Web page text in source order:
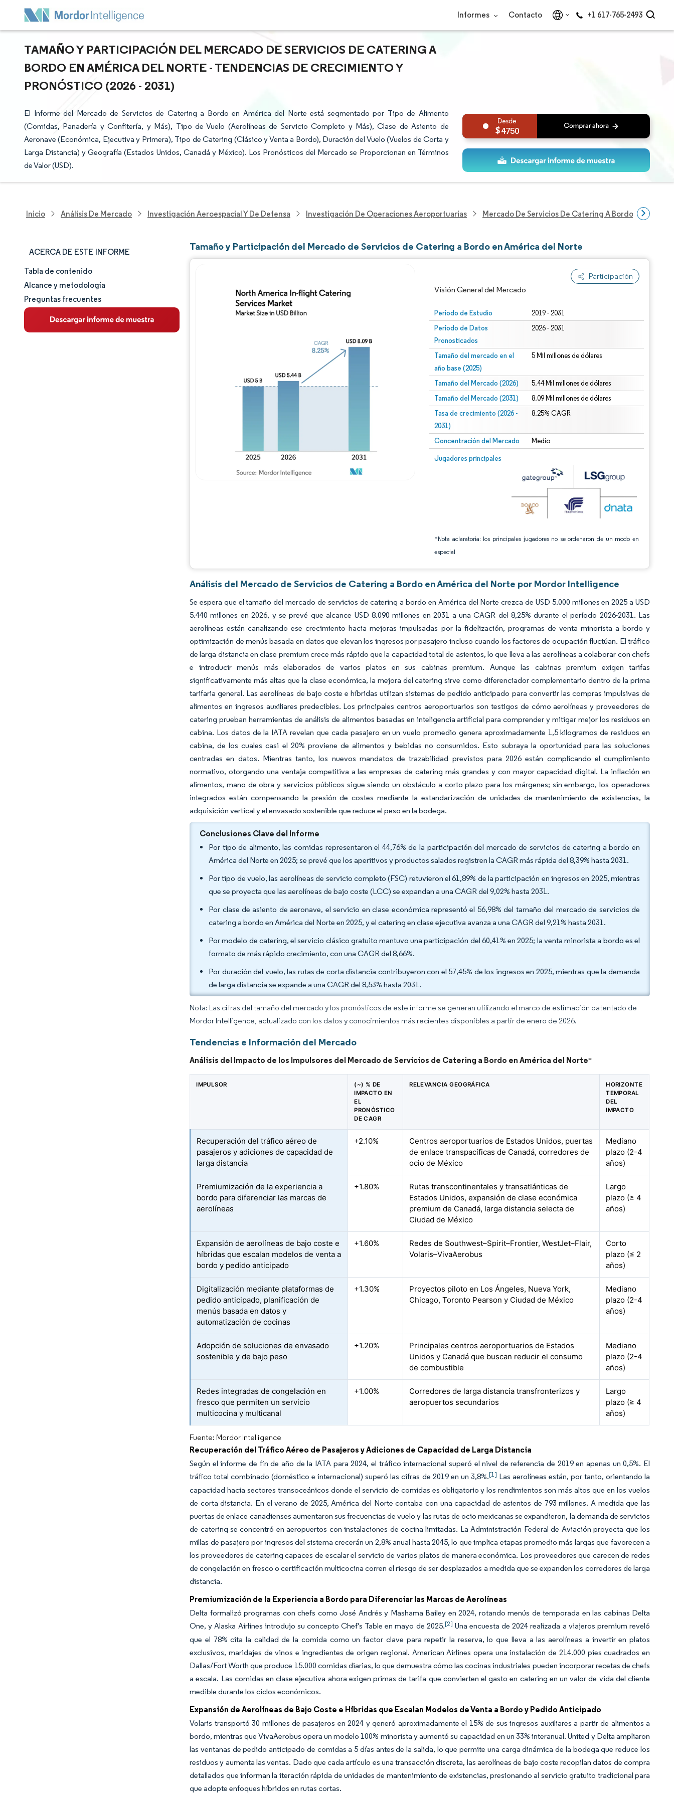
Informes Contacto +1 617-765-2493
TAMAÑO Y PARTICIPACIÓN DEL MERCADO DE SERVICIOS DE CATERING A
BORDO EN AMÉRICA DEL NORTE - TENDENCIAS DE CRECIMIENTO Y
PRONÓSTICO (2026 - 2031)
El Informe del Mercado de Servicios de Catering a Bordo en América del Norte está segmentado por Tipo de Alimento
(Comidas, Panadería y Confitería, y Más), Tipo de Vuelo (Aerolíneas de Servicio Completo y Más), Clase de Asiento de
Aeronave (Económica, Ejecutiva y Primera), Tipo de Catering (Clásico y Venta a Bordo), Duración del Vuelo (Vuelos de Corta y
Larga Distancia) y Geografía (Estados Unidos, Canadá y México). Los Pronósticos del Mercado se Proporcionan en Términos
de Valor (USD).
4750
Inicio Análisis De Mercado Investigación Aeroespacial Y De Defensa Investigación De Operaciones Aeroportuarias Mercado De Servicios De Catering A Bordo En
ACERCA DE ESTE INFORME
Tamaño y cuota de mercado
Análisis de mercado
Tendencias e ideas
Tabla de contenido
Alcance y metodología
Preguntas frecuentes
Tamaño y Participación del Mercado de Servicios de Catering a Bordo en América del Norte
Participación
Visión General del Mercado
Período de Estudio 2019 - 2031
Período de Datos
Pronosticados
2026 - 2031
Tamaño del mercado en el
año base (2025)
5 Mil millones de dólares
Tamaño del Mercado (2026) 5.44 Mil millones de dólares
Tamaño del Mercado (2031) 8.09 Mil millones de dólares
Tasa de crecimiento (2026 -
2031)
8.25% CAGR
Concentración del Mercado Medio
Jugadores principales
*Nota aclaratoria: los principales jugadores no se ordenaron de un modo en
especial
Imagen © Mordor Intelligence. El uso requiere atribución según CC BY 4.0.
Imagen © Mordor Intelligence. El uso requiere atribución según CC BY 4.0.
Análisis del Mercado de Servicios de Catering a Bordo en América del Norte por Mordor Intelligence
Se espera que el tamaño del mercado de servicios de catering a bordo en América del Norte crezca de USD 5.000 millones en 2025 a USD
5.440 millones en 2026, y se prevé que alcance USD 8.090 millones en 2031 a una CAGR del 8,25% durante el período 2026-2031. Las
aerolíneas están canalizando ese crecimiento hacia mejoras impulsadas por la fidelización, programas de venta minorista a bordo y
optimización de menús basada en datos que elevan los ingresos por pasajero incluso cuando los factores de ocupación fluctúan. El tráfico
de larga distancia en clase premium crece más rápido que la capacidad total de asientos, lo que lleva a las aerolíneas a colaborar con chefs
e introducir menús más elaborados de varios platos en sus cabinas premium. Aunque las cabinas premium exigen tarifas
significativamente más altas que la clase económica, la mejora del catering sirve como diferenciador complementario dentro de la prima
tarifaria general. Las aerolíneas de bajo coste e híbridas utilizan sistemas de pedido anticipado para convertir las compras impulsivas de
alimentos en ingresos auxiliares predecibles. Los principales centros aeroportuarios son testigos de cómo aerolíneas y proveedores de
catering prueban herramientas de análisis de alimentos basadas en inteligencia artificial para comprender y mitigar mejor los residuos en
cabina. Los datos de la IATA revelan que cada pasajero en un vuelo promedio genera aproximadamente 1,5 kilogramos de residuos en
cabina, de los cuales casi el 20% proviene de alimentos y bebidas no consumidos. Esto subraya la oportunidad para las soluciones
centradas en datos. Mientras tanto, los nuevos mandatos de trazabilidad previstos para 2026 están complicando el cumplimiento
normativo, otorgando una ventaja competitiva a las empresas de catering más grandes y con mayor capacidad digital. La inflación en
alimentos, mano de obra y servicios públicos sigue siendo un obstáculo a corto plazo para los márgenes; sin embargo, los operadores
integrados están compensando la presión de costes mediante la estandarización de unidades de mantenimiento de existencias, la
adquisición vertical y el envasado sostenible que reduce el peso en la bodega.
Conclusiones Clave del Informe
Por tipo de alimento, las comidas representaron el 44,76% de la participación del mercado de servicios de catering a bordo en
América del Norte en 2025; se prevé que los aperitivos y productos salados registren la CAGR más rápida del 8,39% hasta 2031.
Por tipo de vuelo, las aerolíneas de servicio completo (FSC) retuvieron el 61,89% de la participación en ingresos en 2025, mientras
que se proyecta que las aerolíneas de bajo coste (LCC) se expandan a una CAGR del 9,02% hasta 2031.
Por clase de asiento de aeronave, el servicio en clase económica representó el 56,98% del tamaño del mercado de servicios de
catering a bordo en América del Norte en 2025, y el catering en clase ejecutiva avanza a una CAGR del 9,21% hasta 2031.
Por modelo de catering, el servicio clásico gratuito mantuvo una participación del 60,41% en 2025; la venta minorista a bordo es el
formato de más rápido crecimiento, con una CAGR del 8,66%.
Por duración del vuelo, las rutas de corta distancia contribuyeron con el 57,45% de los ingresos en 2025, mientras que la demanda
de larga distancia se expande a una CAGR del 8,53% hasta 2031.
Nota: Las cifras del tamaño del mercado y los pronósticos de este informe se generan utilizando el marco de estimación patentado de
Mordor Intelligence, actualizado con los datos y conocimientos más recientes disponibles a partir de enero de 2026.
Tendencias e Información del Mercado
Análisis del Impacto de los Impulsores del Mercado de Servicios de Catering a Bordo en América del Norte*
IMPULSOR
(~) % DE
IMPACTO EN
EL
PRONÓSTICO
DE CAGR
RELEVANCIA GEOGRÁFICA
HORIZONTE
TEMPORAL
DEL
IMPACTO
Recuperación del tráfico aéreo de
pasajeros y adiciones de capacidad de
larga distancia
+2.10%
Centros aeroportuarios de Estados Unidos, puertas
de enlace transpacíficas de Canadá, corredores de
ocio de México
Mediano
plazo (2-4
años)
Premiumización de la experiencia a
bordo para diferenciar las marcas de
aerolíneas
+1.80%
Rutas transcontinentales y transatlánticas de
Estados Unidos, expansión de clase económica
premium de Canadá, larga distancia selecta de
Ciudad de México
Largo
plazo (≥ 4
años)
Expansión de aerolíneas de bajo coste e
híbridas que escalan modelos de venta a
bordo y pedido anticipado
+1.60%
Redes de Southwest–Spirit–Frontier, WestJet–Flair,
Volaris–VivaAerobus
Corto
plazo (≤ 2
años)
Digitalización mediante plataformas de
pedido anticipado, planificación de
menús basada en datos y
automatización de cocinas
+1.30%
Proyectos piloto en Los Ángeles, Nueva York,
Chicago, Toronto Pearson y Ciudad de México
Mediano
plazo (2-4
años)
Adopción de soluciones de envasado
sostenible y de bajo peso
+1.20%
Principales centros aeroportuarios de Estados
Unidos y Canadá que buscan reducir el consumo
de combustible
Mediano
plazo (2-4
años)
Redes integradas de congelación en
fresco que permiten un servicio
multicocina y multicanal
+1.00%
Corredores de larga distancia transfronterizos y
aeropuertos secundarios
Largo
plazo (≥ 4
años)
Fuente: Mordor Intelligence
Recuperación del Tráfico Aéreo de Pasajeros y Adiciones de Capacidad de Larga Distancia
Según el informe de fin de año de la IATA para 2024, el tráfico internacional superó el nivel de referencia de 2019 en apenas un 0,5%. El
tráfico total combinado (doméstico e internacional) superó las cifras de 2019 en un 3,8%.[1] Las aerolíneas están, por tanto, orientando la
capacidad hacia sectores transoceánicos donde el servicio de comidas es obligatorio y los rendimientos son más altos que en los vuelos
de corta distancia. En el verano de 2025, América del Norte contaba con una capacidad de asientos de 793 millones. A medida que las
puertas de enlace canadienses aumentaron sus frecuencias de vuelo y las rutas de ocio mexicanas se expandieron, la demanda de servicios
de catering se concentró en aeropuertos con instalaciones de cocina limitadas. La Administración Federal de Aviación proyecta que los
millas de pasajero por ingresos del sistema crecerán un 2,8% anual hasta 2045, lo que implica etapas promedio más largas que favorecen a
los proveedores de catering capaces de escalar el servicio de varios platos de manera económica. Los proveedores que carecen de redes
de congelación en fresco o certificación multicocina corren el riesgo de ser desplazados a medida que se expanden los corredores de larga
distancia.
Premiumización de la Experiencia a Bordo para Diferenciar las Marcas de Aerolíneas
Delta formalizó programas con chefs como José Andrés y Mashama Bailey en 2024, rotando menús de temporada en las cabinas Delta
One, y Alaska Airlines introdujo su concepto Chef's Table en mayo de 2025.[2] Una encuesta de 2024 realizada a viajeros premium reveló
que el 78% cita la calidad de la comida como un factor clave para repetir la reserva, lo que lleva a las aerolíneas a invertir en platos
exclusivos, maridajes de vinos e ingredientes de origen regional. American Airlines opera una instalación de 214.000 pies cuadrados en
Dallas/Fort Worth que produce 15.000 comidas diarias, lo que demuestra cómo las cocinas industriales pueden incorporar recetas de chefs
a escala. Las comidas en clase ejecutiva ahora exigen primas de tarifa que convierten el gasto en catering en un valor de vida del cliente
medible durante los ciclos económicos.
Expansión de Aerolíneas de Bajo Coste e Híbridas que Escalan Modelos de Venta a Bordo y Pedido Anticipado
Volaris transportó 30 millones de pasajeros en 2024 y generó aproximadamente el 15% de sus ingresos auxiliares a partir de alimentos a
bordo, mientras que VivaAerobus opera un modelo 100% minorista y aumentó su capacidad en un 33% interanual. United y Delta ampliaron
las ventanas de pedido anticipado de comidas a 5 días antes de la salida, lo que permite una carga dinámica de la bodega que reduce los
residuos y aumenta las ventas. Dado que cada artículo es una transacción discreta, las aerolíneas de bajo coste recopilan datos de compra
detallados que informan la iteración rápida de unidades de mantenimiento de existencias, presionando al servicio gratuito tradicional para
que adopte enfoques híbridos en rutas cortas.